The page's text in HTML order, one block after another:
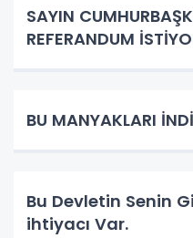
SAYIN
REFERANDUM
BU MANYAKLARI
Bu Devletin Senin
ihtiyacı Var.